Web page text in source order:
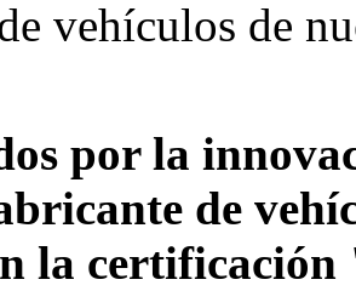
vehículos de
por la
de
la